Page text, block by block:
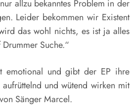
allzu bekanntes Problem in der
Leider bekommen wir Existent
das wohl nichts, es ist ja alles
Suche.“
emotional und gibt der EP ihre
und wütend wirken mit
Sänger Marcel.